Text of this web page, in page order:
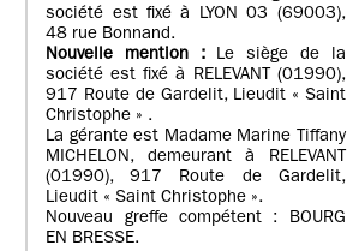
société est fixé à LYON 03 (69003),
48 rue Bonnand.
Nouvelle mention :
Le siège de la
société est fixé à RELEVANT (01990),
917 Route de Gardelit, Lieudit « Saint
Christophe » .
La gérante est Madame Marine Tiffany
MICHELON, demeurant à RELEVANT
(01990), 917 Route de Gardelit,
Lieudit « Saint Christophe ».
Nouveau greffe compétent : BOURG
EN BRESSE.